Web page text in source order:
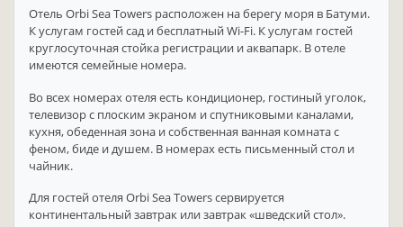
Отель Orbi Sea Towers расположен на берегу моря в Батуми.
К услугам гостей сад и бесплатный Wi-Fi. К услугам гостей
круглосуточная стойка регистрации и аквапарк. В отеле
имеются семейные номера.
Во всех номерах отеля есть кондиционер, гостиный уголок,
телевизор с плоским экраном и спутниковыми каналами,
кухня, обеденная зона и собственная ванная комната с
феном, биде и душем. В номерах есть письменный стол и
чайник.
Для гостей отеля Orbi Sea Towers сервируется
континентальный завтрак или завтрак «шведский стол».